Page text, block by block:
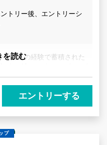
トリー後、エントリーシ
と過去の経験で蓄積された
ネスに最適なソリューショ
。また、お客様が長期的に
続的な製品イノベーショ
活用上のトラブルを未然に
を読む
エントリーする
プ